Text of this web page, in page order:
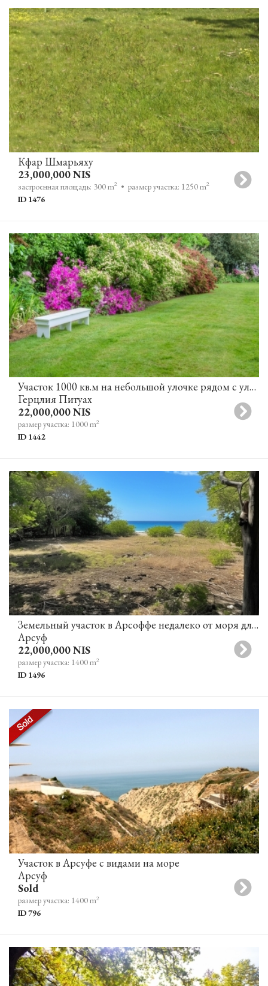
Кфар Шмарьяху
23,000,000 NIS
застроенная площадь: 300 m2 • размер участка: 1250 m2
ID 1476
Участок 1000 кв.м на небольшой улочке рядом с улицей Хашель для строительства виллы в Герцлии Питуах
Герцлия Питуах
22,000,000 NIS
размер участка: 1000 m2
ID 1442
Земельный участок в Арсоффе недалеко от моря для строительства 2-х вилл (в процессе получения разрешения на строительство)
Арсуф
22,000,000 NIS
размер участка: 1400 m2
ID 1496
Участок в Арсуфе с видами на море
Арсуф
Sold
размер участка: 1400 m2
ID 796